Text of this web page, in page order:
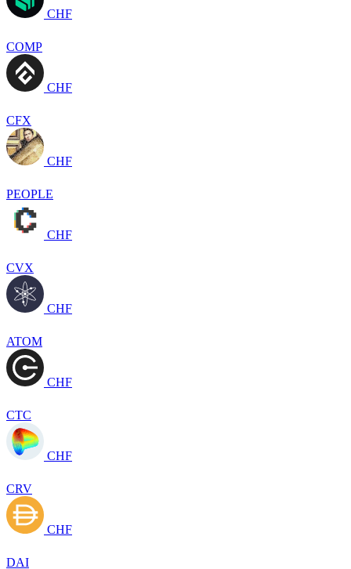
CHF
COMP
CHF
CFX
CHF
PEOPLE
CHF
CVX
CHF
ATOM
CHF
CTC
CHF
CRV
CHF
DAI